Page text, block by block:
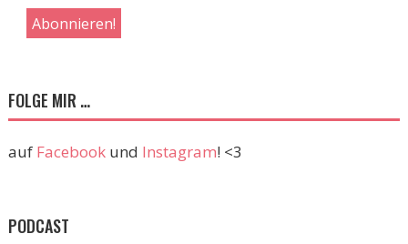
FOLGE MIR …
auf Facebookund Instagram! <3
PODCAST